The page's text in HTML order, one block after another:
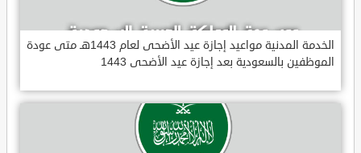
الخدمة المدنية مواعيد إجازة عيد الأضحى لعام 1443هـ متى عودة
الموظفين بالسعودية بعد إجازة عيد الأضحى 1443